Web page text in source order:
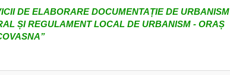
DE ELABORARE DOCUMENTAȚIE DE URBANISM
ȘI REGULAMENT LOCAL DE URBANISM - ORAȘ